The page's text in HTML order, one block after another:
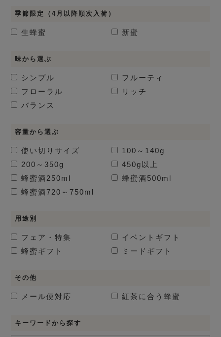
季節限定（4月以降順次入荷）
生蜂蜜 新蜜
味から選ぶ
シンプル
フルーティ
フローラル
リッチ
バランス
容量から選ぶ
使い切りサイズ
100～140g
200～350g
450g以上
蜂蜜酒 250ml 蜂蜜酒 500ml
蜂蜜酒720～750ml
用途別
フェア・特集
イベントギフト
蜂蜜ギフト
ミードギフト
その他
メール便対応 紅茶に合う蜂蜜
キーワードから探す